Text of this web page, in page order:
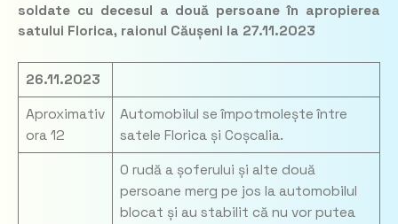
soldate cu decesul a două persoane în apropierea
satului Florica, raionul Căușeni la 27.11.2023
26.11.2023
Aproximativ
ora 12
Automobilul se împotmolește între
satele Florica și Coșcalia.
O rudă a șoferului și alte două
persoane merg pe jos la automobilul
blocat și au stabilit că nu vor putea